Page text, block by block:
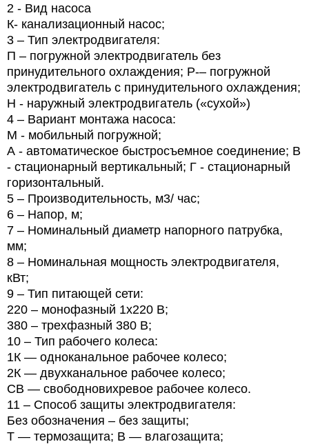
2 - Вид насоса
К- канализационный насос;
3 – Тип электродвигателя:
П – погружной электродвигатель без
принудительного охлаждения; Р-– погружной
электродвигатель с принудительного охлаждения;
Н - наружный электродвигатель («сухой»)
4 – Вариант монтажа насоса:
М - мобильный погружной;
А - автоматическое быстросъемное соединение; В
- стационарный вертикальный; Г - стационарный
горизонтальный.
5 – Производительность, м3/ час;
6 – Напор, м;
7 – Номинальный диаметр напорного патрубка,
мм;
8 – Номинальная мощность электродвигателя,
кВт;
9 – Тип питающей сети:
220 – монофазный 1х220 В;
380 – трехфазный 380 В;
10 – Тип рабочего колеса:
1К — одноканальное рабочее колесо;
2К — двухканальное рабочее колесо;
СВ — свободновихревое рабочее колесо.
11 – Способ защиты электродвигателя:
Без обозначения – без защиты;
Т — термозащита; В — влагозащита;